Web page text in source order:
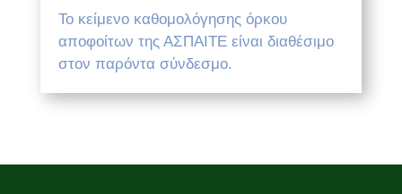
Το κείμενο καθομολόγησης όρκου
αποφοίτων της ΑΣΠΑΙΤΕ είναι διαθέσιμο
στον παρόντα σύνδεσμο.